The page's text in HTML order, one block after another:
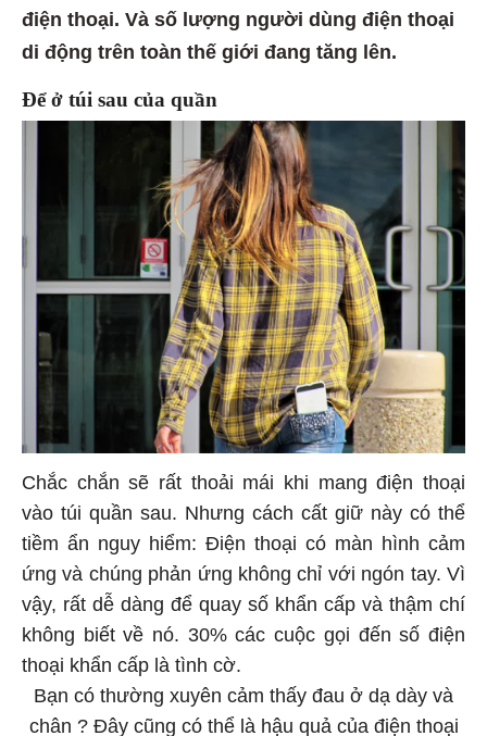
điện thoại. Và số lượng người dùng điện thoại
di động trên toàn thế giới đang tăng lên.
Để ở túi sau của quần
Chắc chắn sẽ rất thoải mái khi mang điện thoại
vào túi quần sau. Nhưng cách cất giữ này có thể
tiềm ẩn nguy hiểm: Điện thoại có màn hình cảm
ứng và chúng phản ứng không chỉ với ngón tay. Vì
vậy, rất dễ dàng để quay số khẩn cấp và thậm chí
không biết về nó. 30% các cuộc gọi đến số điện
thoại khẩn cấp là tình cờ.
Bạn có thường xuyên cảm thấy đau ở dạ dày và
chân ? Đây cũng có thể là hậu quả của điện thoại